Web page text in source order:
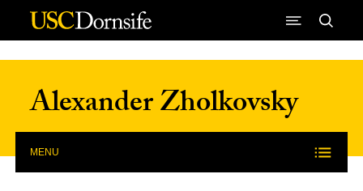
Skip to Content
Alexander Zholkovsky
MENU